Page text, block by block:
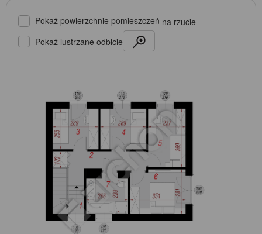
Pokaż powierzchnie pomieszczeń na rzucie
Pokaż lustrzane odbicie